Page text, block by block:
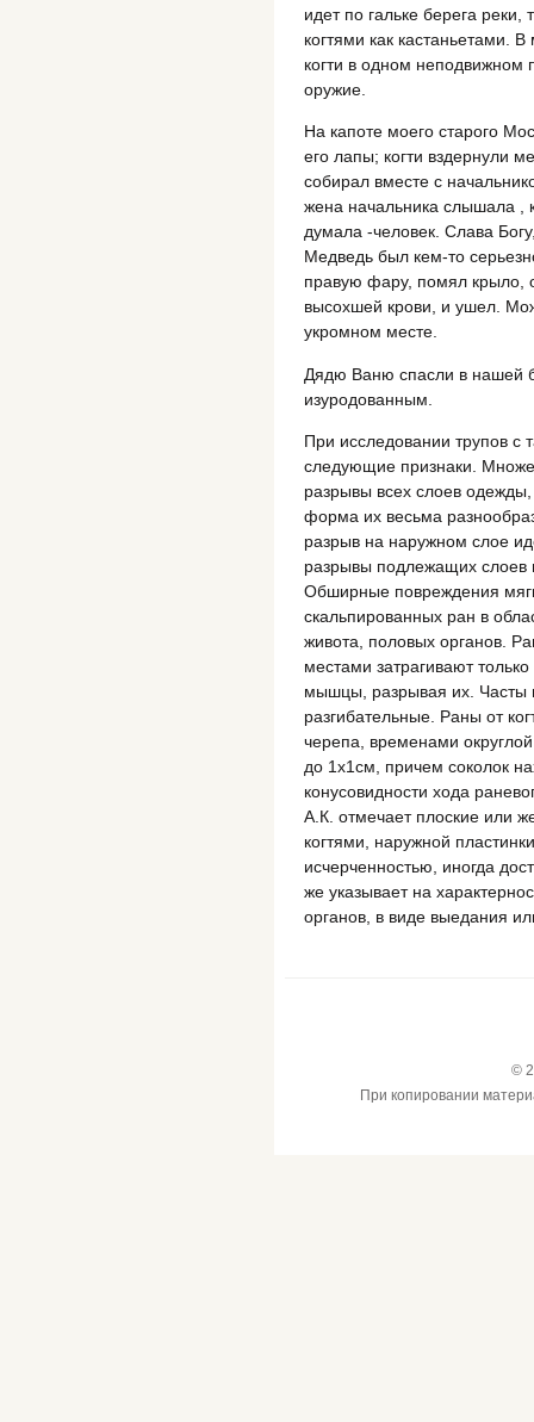
идет по гальке берега
когтями как
когти в одном неподвижном
оружие.
На капоте моего старого
его лапы; когти вздернули
собирал вместе с
жена начальника слышала ,
думала -человек. Слава
Медведь был кем-то
правую фару, помял крыло,
высохшей крови, и ушел.
укромном месте.
Дядю Ваню спасли в нашей
изуродованным.
При исследовании трупов с
следующие признаки.
разрывы всех слоев
форма их весьма
разрыв на наружном слое
разрывы подлежащих слоев
Обширные повреждения
скальпированных ран в
живота, половых органов.
местами затрагивают
мышцы, разрывая их. Часты
разгибательные. Раны от
черепа, временами
до 1х1см, причем соколок
конусовидности хода
А.К. отмечает плоские или
когтями, наружной
исчерченностью, иногда
же указывает на
органов, в виде выедания
©
При копировании